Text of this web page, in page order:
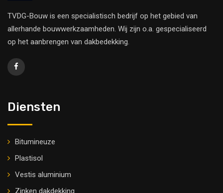
TVDG-Bouw is een specialistisch bedrijf op het gebied van
allerhande bouwwerkzaamheden. Wij zijn o.a. gespecialiseerd
op het aanbrengen van dakbedekking.
Diensten
Bitumineuze
Plastisol
Vestis aluminium
Zinken dakdekking